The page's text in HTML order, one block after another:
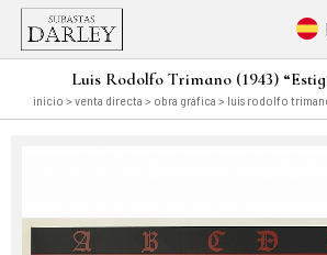
Luis Rodolfo Trimano (1943)
inicio > venta directa > obra gráfica > luis rodolfo